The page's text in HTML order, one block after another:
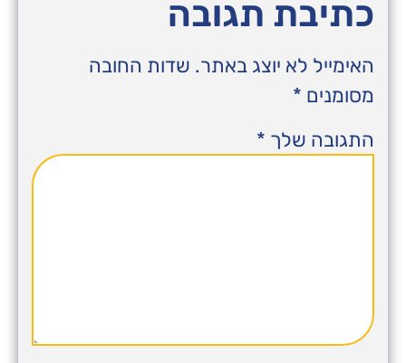
כתיבת תגובה
האימייל לא יוצג באתר. שדות החובה
מסומנים *
התגובה שלך *